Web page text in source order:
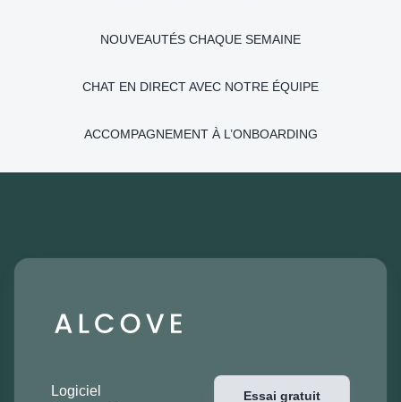
NOUVEAUTÉS CHAQUE SEMAINE
CHAT EN DIRECT AVEC NOTRE ÉQUIPE
ACCOMPAGNEMENT À L’ONBOARDING
Logiciel
Essai gratuit